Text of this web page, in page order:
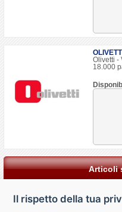
Olivetti -
18.000
Articoli
Il rispetto della tua